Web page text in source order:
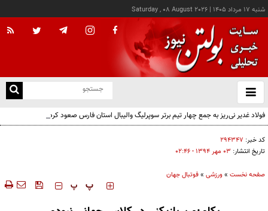
شنبه ۱۷ مرداد ۱۴۰۵ |
Saturday , 08 August 2026
باز
و
فولاد غدیر نی‌ریز به جمع چهار تیم برتر سوپرلیگ والیبال استان فارس صعود کرد
کد خبر: ۲۹۴۳۴۷
تاریخ انتشار: ۰۳ مهر ۱۳۹۴ - ۰۲:۴۶
صفحه نخست »ورزشی »فوتبال جهان
‍‍‍ پ پ